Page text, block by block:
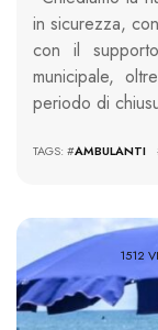
in sicurezza,
con il
municipale,
periodo di
TAGS: #AMBULANTI
1512